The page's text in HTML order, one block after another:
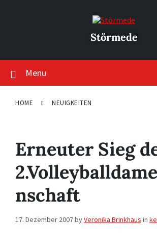
Störmede
Menu
HOME NEUIGKEITEN
Erneuter Sieg
nschaft
17. Dezember 2007byVeronika Brinkhaus in